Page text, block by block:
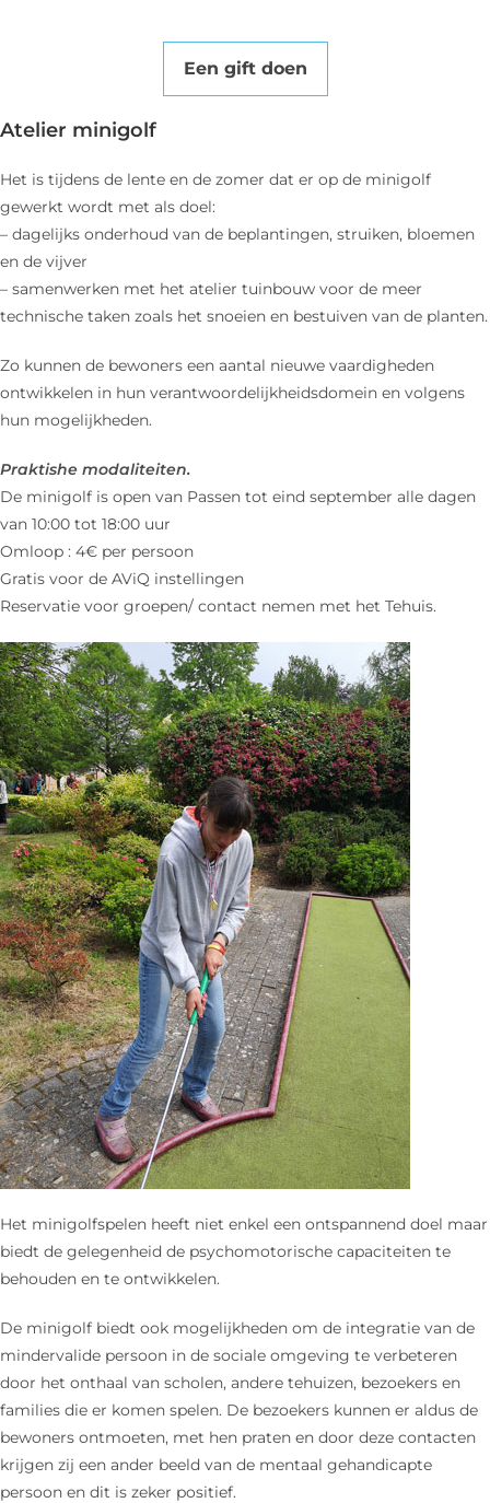
Een gift doen
Atelier minigolf
Het is tijdens de lente en de zomer dat er op de minigolf
gewerkt wordt met als doel:
– dagelijks onderhoud van de beplantingen, struiken, bloemen
en de vijver
– samenwerken met het atelier tuinbouw voor de meer
technische taken zoals het snoeien en bestuiven van de planten.
Zo kunnen de bewoners een aantal nieuwe vaardigheden
ontwikkelen in hun verantwoordelijkheidsdomein en volgens
hun mogelijkheden.
Praktishe modaliteiten.
De minigolf is open van Passen tot eind september alle dagen
van 10:00 tot 18:00 uur
Omloop : 4€ per persoon
Gratis voor de AViQ instellingen
Reservatie voor groepen/ contact nemen met het Tehuis.
Het minigolfspelen heeft niet enkel een ontspannend doel maar
biedt de gelegenheid de psychomotorische capaciteiten te
behouden en te ontwikkelen.
De minigolf biedt ook mogelijkheden om de integratie van de
mindervalide persoon in de sociale omgeving te verbeteren
door het onthaal van scholen, andere tehuizen, bezoekers en
families die er komen spelen. De bezoekers kunnen er aldus de
bewoners ontmoeten, met hen praten en door deze contacten
krijgen zij een ander beeld van de mentaal gehandicapte
persoon en dit is zeker positief.